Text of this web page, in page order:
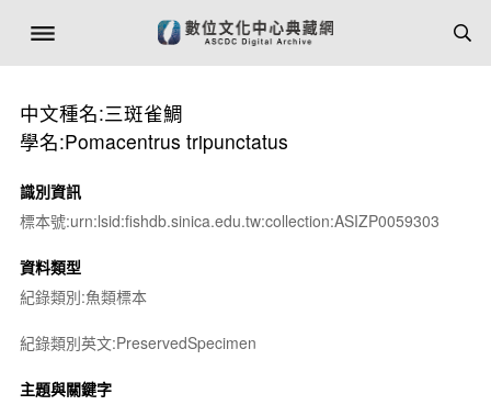
中文種名:三斑雀鯛
學名:Pomacentrus tripunctatus
識別資訊
標本號:urn:lsid:fishdb.sinica.edu.tw:collection:ASIZP0059303
資料類型
紀錄類別:魚類標本
紀錄類別英文:PreservedSpecimen
主題與關鍵字